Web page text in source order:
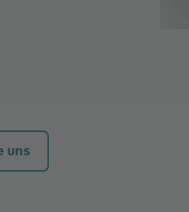
uns